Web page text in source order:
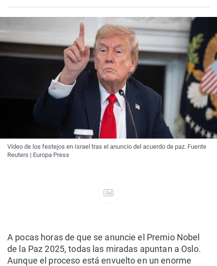
Vídeo de los festejos en Israel tras el anuncio del acuerdo de paz. Fuente
Reuters | Europa Press
Ad
A pocas horas de que se anuncie el Premio Nobel
de la Paz 2025, todas las miradas apuntan a Oslo.
Aunque el proceso está envuelto en un enorme